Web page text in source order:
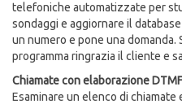
telefoniche automatizzate per
sondaggi e aggiornare il
un numero e pone una
programma ringrazia il cliente e
Chiamate con elaborazione DTMF
Esaminare un elenco di